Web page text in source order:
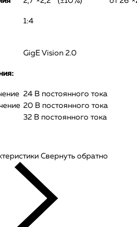
1:4
GigE Vision 2.0
24 В постоянного тока
20 В постоянного тока
32 В постоянного тока
Свернуть обратно